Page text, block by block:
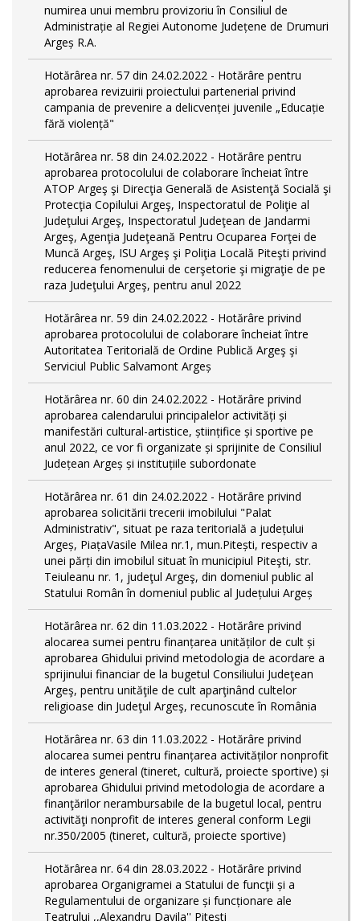
numirea unui membru provizoriu în Consiliul de
Administrație al Regiei Autonome Județene de Drumuri
Argeș R.A.
Hotărârea nr. 57 din 24.02.2022 - Hotărâre pentru
aprobarea revizuirii proiectului partenerial privind
campania de prevenire a delicvenței juvenile „Educație
fără violență"
Hotărârea nr. 58 din 24.02.2022 - Hotărâre pentru
aprobarea protocolului de colaborare încheiat între
ATOP Argeş şi Direcţia Generală de Asistenţă Socială şi
Protecţia Copilului Argeş, Inspectoratul de Poliţie al
Judeţului Argeş, Inspectoratul Judeţean de Jandarmi
Argeş, Agenţia Judeţeană Pentru Ocuparea Forţei de
Muncă Argeş, ISU Argeş şi Poliţia Locală Piteşti privind
reducerea fenomenului de cerşetorie şi migraţie de pe
raza Judeţului Argeş, pentru anul 2022
Hotărârea nr. 59 din 24.02.2022 - Hotărâre privind
aprobarea protocolului de colaborare încheiat între
Autoritatea Teritorială de Ordine Publică Argeş şi
Serviciul Public Salvamont Argeș
Hotărârea nr. 60 din 24.02.2022 - Hotărâre privind
aprobarea calendarului principalelor activități și
manifestări cultural-artistice, științifice și sportive pe
anul 2022, ce vor fi organizate și sprijinite de Consiliul
Județean Argeș și instituțiile subordonate
Hotărârea nr. 61 din 24.02.2022 - Hotărâre privind
aprobarea solicitării trecerii imobilului "Palat
Administrativ", situat pe raza teritorială a județului
Argeș, PiațaVasile Milea nr.1, mun.Pitești, respectiv a
unei părți din imobilul situat în municipiul Piteşti, str.
Teiuleanu nr. 1, judeţul Argeş, din domeniul public al
Statului Român în domeniul public al Județului Argeș
Hotărârea nr. 62 din 11.03.2022 - Hotărâre privind
alocarea sumei pentru finanțarea unităților de cult și
aprobarea Ghidului privind metodologia de acordare a
sprijinului financiar de la bugetul Consiliului Judeţean
Argeş, pentru unităţile de cult aparţinând cultelor
religioase din Judeţul Argeş, recunoscute în România
Hotărârea nr. 63 din 11.03.2022 - Hotărâre privind
alocarea sumei pentru finanțarea activităților nonprofit
de interes general (tineret, cultură, proiecte sportive) și
aprobarea Ghidului privind metodologia de acordare a
finanţărilor nerambursabile de la bugetul local, pentru
activităţi nonprofit de interes general conform Legii
nr.350/2005 (tineret, cultură, proiecte sportive)
Hotărârea nr. 64 din 28.03.2022 - Hotărâre privind
aprobarea Organigramei a Statului de funcţii și a
Regulamentului de organizare și funcționare ale
Teatrului ,,Alexandru Davila'' Pitești